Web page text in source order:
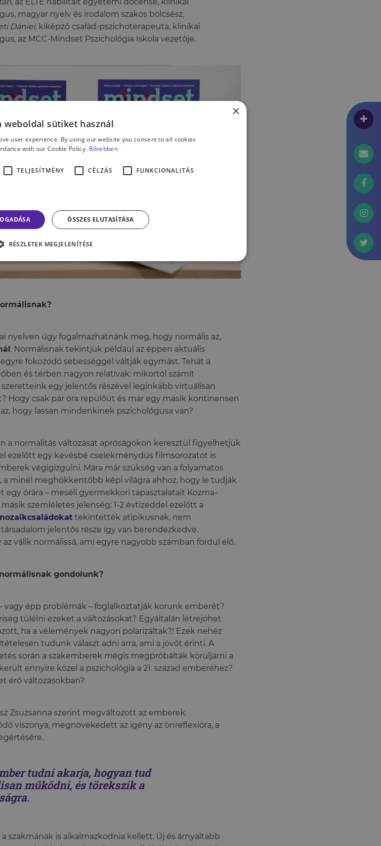
magyar nyelv és irodalom szakos bölcsész,
Dániel, kiképző család-pszichoterapeuta, klinikai
az MCC-Mindset Pszichológia Iskola vezetője.
nyelven úgy fogalmazhatnánk meg, hogy normális az,
. Normálisnak tekintjük például az éppen aktuális
fokozódó sebességgel váltják egymást. Tehát a
és térben nagyon relatívak: mikortól számít
egy jelentős részével leginkább virtuálisan
Hogy csak pár óra repülőút és már egy másik kontinensen
hogy lassan mindenkinek pszichológusa van?
a normalitás változását apróságokon keresztül figyelhetjük
ezelőtt egy kevésbé cselekménydús filmsorozatot is
végigizgulni. Mára már szükség van a folyamatos
a minél meghökkentőbb képi világra ahhoz, hogy le tudják
órára – meséli gyermekkori tapasztalatait Kozma-
szemléletes jelenség: 1-2 évtizeddel ezelőtt a
tekintették atipikusnak, nem
jelentős része így van berendezkedve.
válik normálissá, ami egyre nagyobb számban fordul elő.
gondolunk?
vagy épp problémák – foglalkoztatják korunk emberét?
túlélni ezeket a változásokat? Egyáltalán létrejöhet
ha a vélemények nagyon polarizáltak?! Ezek nehéz
tudunk választ adni arra, ami a jövőt érinti. A
során a szakemberek mégis megpróbálták körüljárni a
ennyire közel a pszichológia a 21. század emberéhez?
érő változásokban?
Zsuzsanna szerint megváltozott az emberek
viszonya, megnövekedett az igény az önreflexióra, a
tudni akarja, hogyan tud
működni, és törekszik a
a szakmának is alkalmazkodnia kellett. Új és árnyaltabb
×
weboldal sütiket használ
user experience. By using our website you consent to all cookies
with our Cookie Policy. Bővebben
TELJESÍTMÉNY CÉLZÁS FUNKCIONALITÁS
ÖSSZES ELUTASÍTÁSA
RÉSZLETEK MEGJELENÍTÉSE